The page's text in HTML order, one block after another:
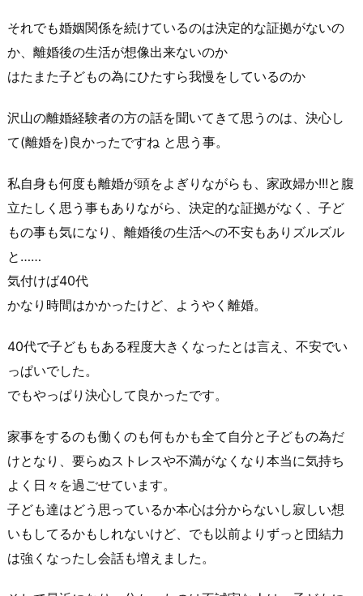
それでも婚姻関係を続けているのは決定的な証拠がないの
か、離婚後の生活が想像出来ないのか
はたまた子どもの為にひたすら我慢をしているのか
沢山の離婚経験者の方の話を聞いてきて思うのは、決心し
て(離婚を)良かったですね と思う事。
私自身も何度も離婚が頭をよぎりながらも、家政婦か!!!と腹
立たしく思う事もありながら、決定的な証拠がなく、子ど
もの事も気になり、離婚後の生活への不安もありズルズル
と……
気付けば40代
かなり時間はかかったけど、ようやく離婚。
40代で子どももある程度大きくなったとは言え、不安でい
っぱいでした。
でもやっぱり決心して良かったです。
家事をするのも働くのも何もかも全て自分と子どもの為だ
けとなり、要らぬストレスや不満がなくなり本当に気持ち
よく日々を過ごせています。
子ども達はどう思っているか本心は分からないし寂しい想
いもしてるかもしれないけど、でも以前よりずっと団結力
は強くなったし会話も増えました。